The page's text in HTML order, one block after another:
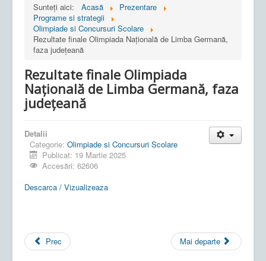
Sunteți aici:
Acasă
Prezentare
Programe si strategii
Olimpiade si Concursuri Scolare
Rezultate finale Olimpiada Națională de Limba Germană,
faza județeană
Rezultate finale Olimpiada
Națională de Limba Germană, faza
județeană
Detalii
Categorie: Olimpiade si Concursuri Scolare
Publicat: 19 Martie 2025
Accesări: 62606
Descarca / Vizualizeaza
Prec Mai departe